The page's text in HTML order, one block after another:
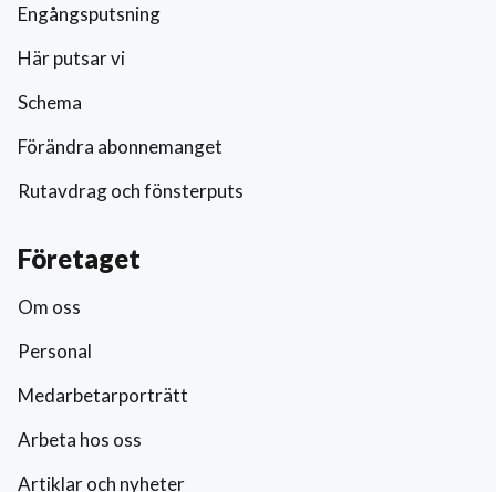
Engångsputsning
Här putsar vi
Schema
Förändra abonnemanget
Rutavdrag och fönsterputs
Företaget
Om oss
Personal
Medarbetarporträtt
Arbeta hos oss
Artiklar och nyheter